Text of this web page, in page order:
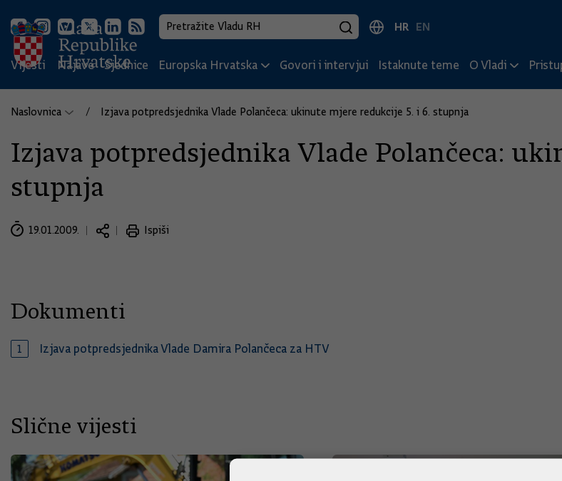
HR EN
Vijesti Najave Sjednice Europska Hrvatska Govori i intervjui Istaknute teme O Vladi
Naslovnica Izjava potpredsjednika Vlade Polančeca: ukinute mjere redukcije 5. i 6. stupnja
Izjava potpredsjednika Vlade Polančeca:
stupnja
19.01.2009. Ispiši
Dokumenti
Izjava potpredsjednika Vlade Damira Polančeca za HTV
Slične vijesti